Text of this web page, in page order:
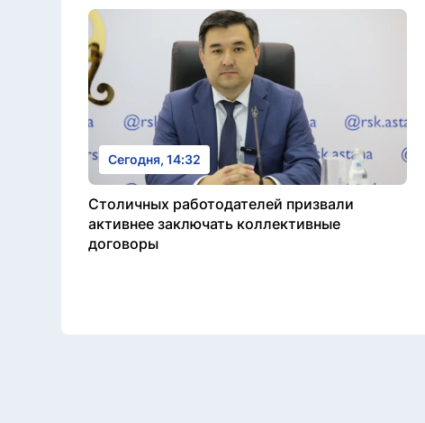
Сегодня, 14:32
Столичных работодателей призвали
активнее заключать коллективные
договоры